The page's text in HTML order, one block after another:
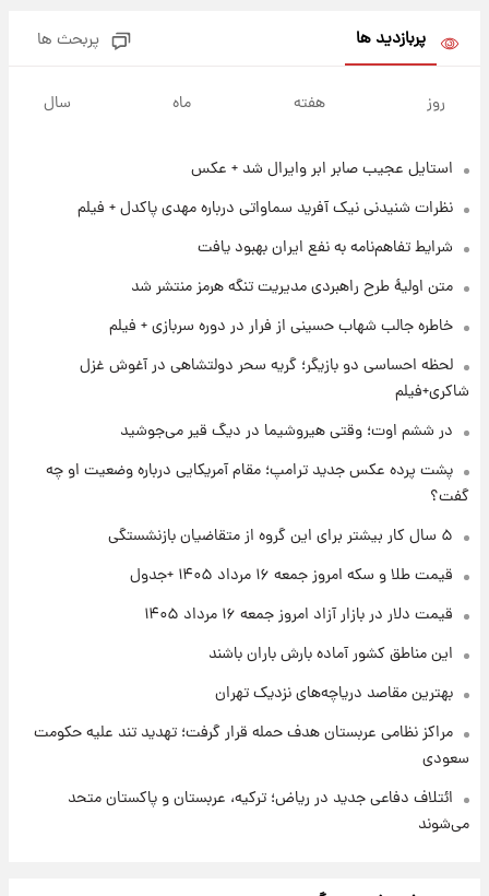
روزها پربارش‌تر خواهند بود؟
۱ روز پیش
شد؛ تیکدری، محبی و سرگیف با اعداد ویژه
جزئیات فعال‌سازی «کیف پول ایران» اعلام
شد+فیلم
۱ روز پیش
امروز پنجشنبه ۱۵ مرداد ۱۴۰۵ +جدول
۱ روز پیش
۱ روز پیش
شد
پربازدید ها پربحث ها
روز هفته ماه سال
استایل عجیب صابر ابر وایرال شد + عکس
نظرات شنیدنی نیک آفرید سماواتی درباره مهدی پاکدل + فیلم
شرایط تفاهم‌نامه به نفع ایران بهبود یافت
متن اولیۀ طرح راهبردی مدیریت تنگه هرمز منتشر شد
خاطره جالب شهاب حسینی از فرار در دوره سربازی + فیلم
لحظه احساسی دو بازیگر؛ گریه سحر دولتشاهی در آغوش غزل
شاکری+فیلم
در ششم اوت؛ وقتی هیروشیما در دیگ قیر می‌جوشید
پشت پرده عکس جدید ترامپ؛ مقام آمریکایی درباره وضعیت او چه
گفت؟
۵ سال کار بیشتر برای این گروه از متقاضیان بازنشستگی
قیمت طلا و سکه امروز جمعه ۱۶ مرداد ۱۴۰۵ +جدول
قیمت دلار در بازار آزاد امروز جمعه ۱۶ مرداد ۱۴۰۵
این مناطق کشور آماده بارش باران باشند
بهترین مقاصد دریاچه‌های نزدیک تهران
مراکز نظامی عربستان هدف حمله قرار گرفت؛ تهدید تند علیه حکومت
سعودی
ائتلاف دفاعی جدید در ریاض؛ ترکیه، عربستان و پاکستان متحد
می‌شوند